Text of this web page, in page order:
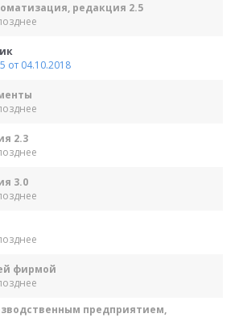
редакция 2.5
от 04.10.2018
2.3
3.0
фирмой
предприятием,